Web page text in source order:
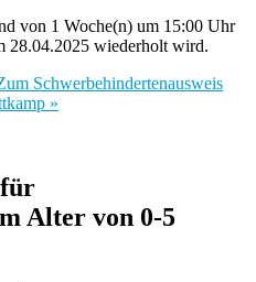
von 1 Woche(n) um 15:00 Uhr
28.04.2025 wiederholt wird.
Schwerbehindertenausweis
»
Alter von 0-5